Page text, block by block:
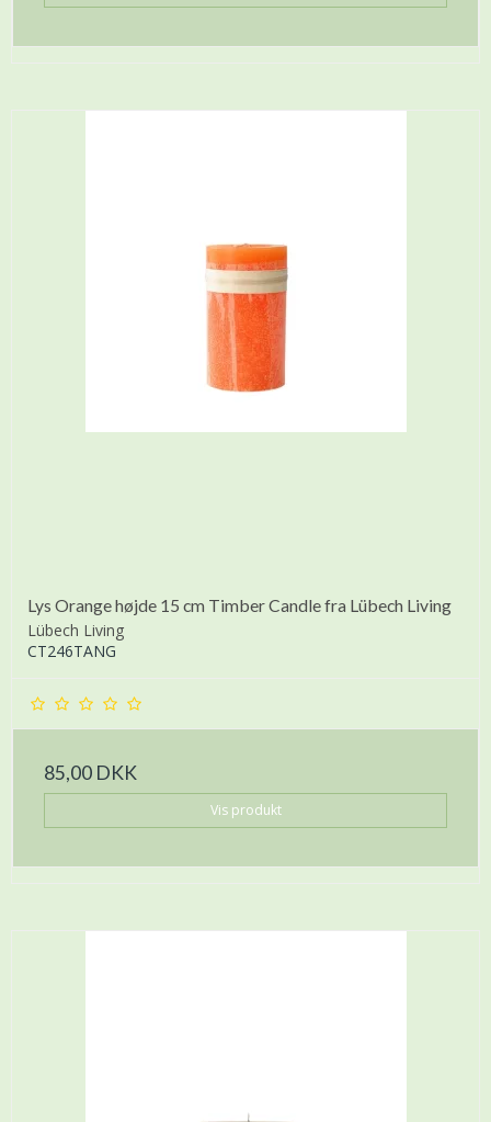
Lys Orange højde 15 cm Timber Candle fra Lübech Living
Lübech Living
CT246TANG
85,00 DKK
Vis produkt